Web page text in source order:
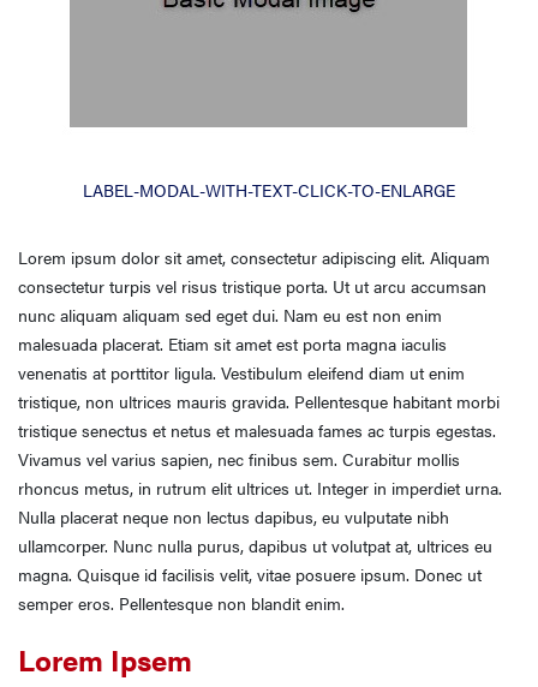
LABEL-MODAL-WITH-TEXT-CLICK-TO-ENLARGE
Lorem ipsum dolor sit amet, consectetur adipiscing elit. Aliquam
consectetur turpis vel risus tristique porta. Ut ut arcu accumsan
nunc aliquam aliquam sed eget dui. Nam eu est non enim
malesuada placerat. Etiam sit amet est porta magna iaculis
venenatis at porttitor ligula. Vestibulum eleifend diam ut enim
tristique, non ultrices mauris gravida. Pellentesque habitant morbi
tristique senectus et netus et malesuada fames ac turpis egestas.
Vivamus vel varius sapien, nec finibus sem. Curabitur mollis
rhoncus metus, in rutrum elit ultrices ut. Integer in imperdiet urna.
Nulla placerat neque non lectus dapibus, eu vulputate nibh
ullamcorper. Nunc nulla purus, dapibus ut volutpat at, ultrices eu
magna. Quisque id facilisis velit, vitae posuere ipsum. Donec ut
semper eros. Pellentesque non blandit enim.
Lorem Ipsem